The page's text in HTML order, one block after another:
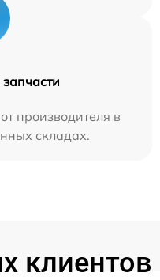
производителя в
складах.
клиентов